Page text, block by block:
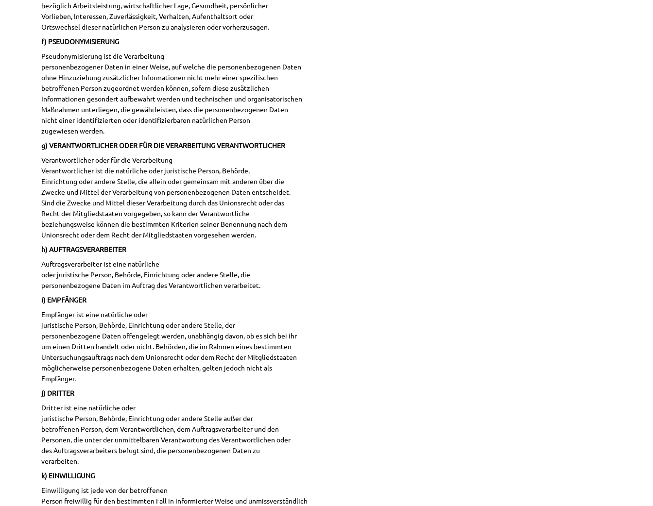
bezüglich Arbeitsleistung, wirtschaftlicher Lage, Gesundheit, persönlicher
Vorlieben, Interessen, Zuverlässigkeit, Verhalten, Aufenthaltsort oder
Ortswechsel dieser natürlichen Person zu analysieren oder vorherzusagen.
f) PSEUDONYMISIERUNG
Pseudonymisierung ist die Verarbeitung
personenbezogener Daten in einer Weise, auf welche die personenbezogenen Daten
ohne Hinzuziehung zusätzlicher Informationen nicht mehr einer spezifischen
betroffenen Person zugeordnet werden können, sofern diese zusätzlichen
Informationen gesondert aufbewahrt werden und technischen und organisatorischen
Maßnahmen unterliegen, die gewährleisten, dass die personenbezogenen Daten
nicht einer identifizierten oder identifizierbaren natürlichen Person
zugewiesen werden.
g) VERANTWORTLICHER ODER FÜR DIE VERARBEITUNG VERANTWORTLICHER
Verantwortlicher oder für die Verarbeitung
Verantwortlicher ist die natürliche oder juristische Person, Behörde,
Einrichtung oder andere Stelle, die allein oder gemeinsam mit anderen über die
Zwecke und Mittel der Verarbeitung von personenbezogenen Daten entscheidet.
Sind die Zwecke und Mittel dieser Verarbeitung durch das Unionsrecht oder das
Recht der Mitgliedstaaten vorgegeben, so kann der Verantwortliche
beziehungsweise können die bestimmten Kriterien seiner Benennung nach dem
Unionsrecht oder dem Recht der Mitgliedstaaten vorgesehen werden.
h) AUFTRAGSVERARBEITER
Auftragsverarbeiter ist eine natürliche
oder juristische Person, Behörde, Einrichtung oder andere Stelle, die
personenbezogene Daten im Auftrag des Verantwortlichen verarbeitet.
i) EMPFÄNGER
Empfänger ist eine natürliche oder
juristische Person, Behörde, Einrichtung oder andere Stelle, der
personenbezogene Daten offengelegt werden, unabhängig davon, ob es sich bei ihr
um einen Dritten handelt oder nicht. Behörden, die im Rahmen eines bestimmten
Untersuchungsauftrags nach dem Unionsrecht oder dem Recht der Mitgliedstaaten
möglicherweise personenbezogene Daten erhalten, gelten jedoch nicht als
Empfänger.
j) DRITTER
Dritter ist eine natürliche oder
juristische Person, Behörde, Einrichtung oder andere Stelle außer der
betroffenen Person, dem Verantwortlichen, dem Auftragsverarbeiter und den
Personen, die unter der unmittelbaren Verantwortung des Verantwortlichen oder
des Auftragsverarbeiters befugt sind, die personenbezogenen Daten zu
verarbeiten.
k) EINWILLIGUNG
Einwilligung ist jede von der betroffenen
Person freiwillig für den bestimmten Fall in informierter Weise und unmissverständlich